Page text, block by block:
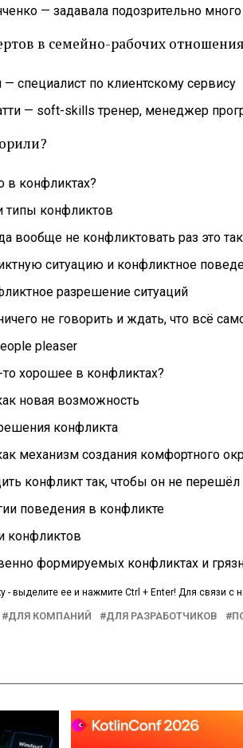
— задавала подозрительно
в семейно-рабочих
— специалист по клиентскому сервису
— soft-skills тренер, менеджер
в конфликтах?
типы конфликтов
вообще не конфликтовать раз это
ситуацию и конфликтное
разрешение ситуаций
не говорить и ждать, что всё
pleaser
то хорошее в конфликтах?
новая возможность
конфликта
механизм создания комфортного
конфликт так, чтобы он не перешёл
поведения в конфликте
конфликтов
формируемых конфликтах и
- выделите ее и нажмите Ctrl + Enter! Для связи с
ДЛЯ КОМПАНИЙ ДЛЯ РАЗРАБОТЧИКОВ